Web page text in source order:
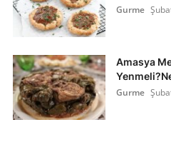
Gurme
Amasya
Gurme